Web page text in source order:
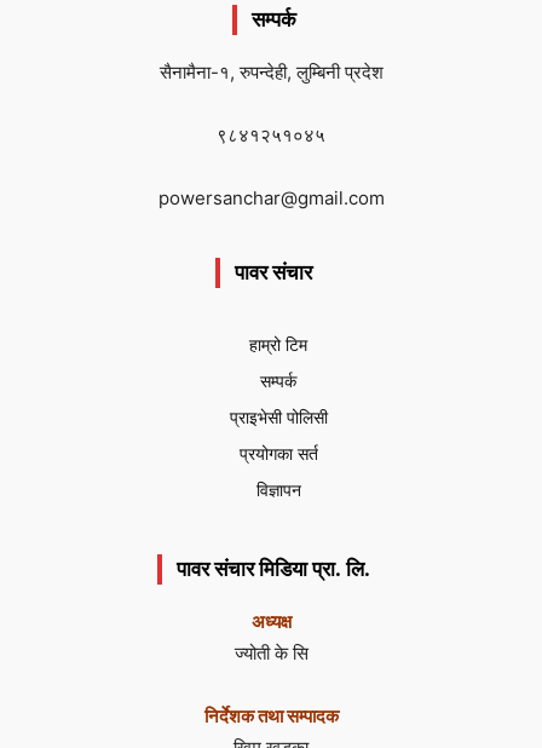
सम्पर्क
सैनामैना-१, रुपन्देही, लुम्बिनी प्रदेश
९८४१२५१०४५
powersanchar@gmail.com
पावर संचार
हाम्रो टिम
सम्पर्क
प्राइभेसी पोलिसी
प्रयोगका सर्त
विज्ञापन
पावर संचार मिडिया प्रा. लि.
अध्यक्ष
ज्योती के सि
निर्देशक तथा सम्पादक